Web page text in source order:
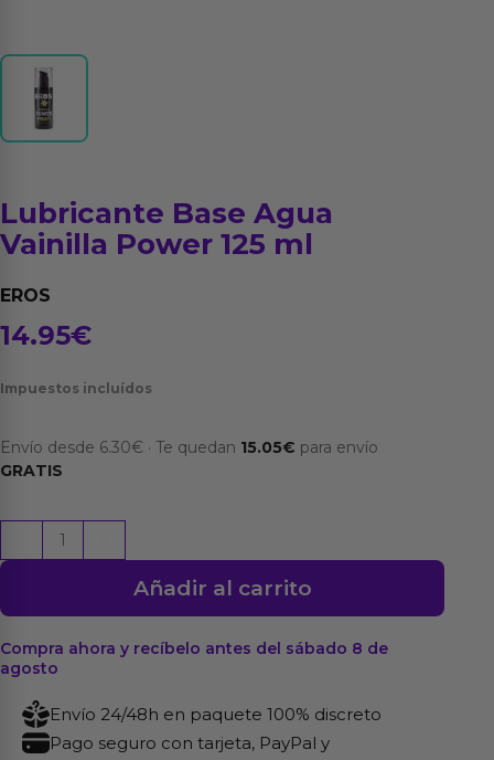
Lubricante Base Agua
Vainilla Power 125 ml
EROS
14.95€
Impuestos incluídos
Envío desde 6.30€ · Te quedan 15.05€ para envío
GRATIS
Lubricante
Base
Vainilla
Power
125
cantidad
Añadir al carrito
Compra ahora y recíbelo antes del sábado 8 de
agosto
Envío 24/48h en paquete 100% discreto
Pago seguro con tarjeta, PayPal y